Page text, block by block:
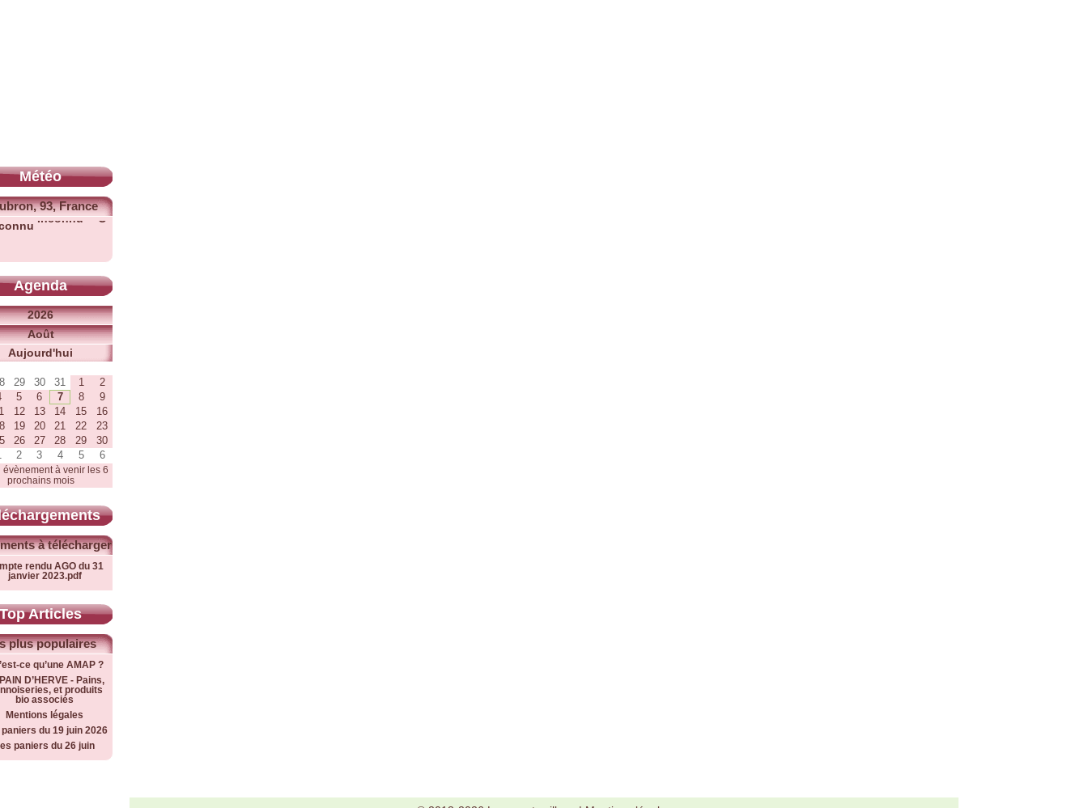
Météo
93, France
Inconnu °C
Agenda
2026
Août
Aujourd'hui
29 30 31 1
2
5 6 7 8
9
12 13 14 15
16
19 20 21 22
23
26 27 28 29
30
2 3 4 5 6
évènement à venir les 6
prochains mois
à télécharger
rendu AGO du 31
janvier 2023.pdf
Top Articles
plus populaires
ce qu’une AMAP ?
D’HERVE - Pains,
et produits
bio associés
Mentions légales
du 19 juin 2026
paniers du 26 juin